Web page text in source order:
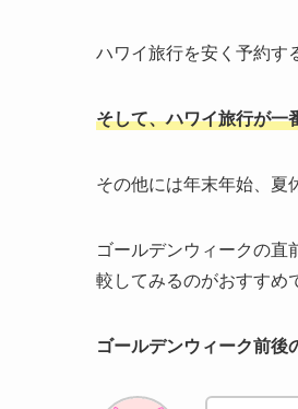
ハワイ旅行を安く予約す
そして、ハワイ旅行が一
その他には年末年始、夏
ゴールデンウィークの
較してみるのがおすすめ
ゴールデンウィーク前後